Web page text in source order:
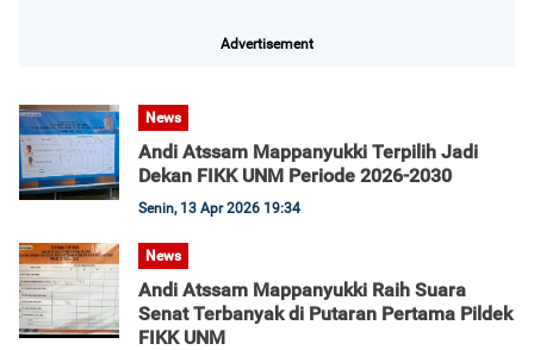
Advertisement
News
Andi Atssam Mappanyukki Terpilih Jadi
Dekan FIKK UNM Periode 2026-2030
Senin, 13 Apr 2026 19:34
News
Andi Atssam Mappanyukki Raih Suara
Senat Terbanyak di Putaran Pertama Pildek
FIKK UNM